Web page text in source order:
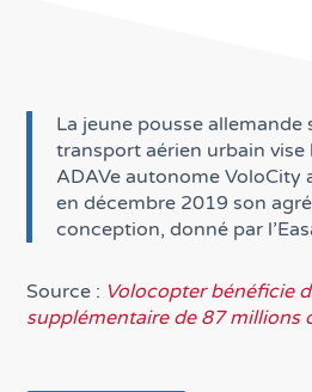
La jeune pousse allemande
transport aérien urbain
ADAVe autonome VoloCity
en décembre 2019 son
conception, donné par
Source : Volocopter bénéficie
supplémentaire de 87 millions